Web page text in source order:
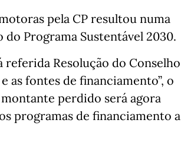
pela CP resultou numa
do Programa Sustentável 2030.
referida Resolução do Conselho
as fontes de financiamento”, o
perdido será agora
programas de financiamento a